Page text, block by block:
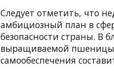
Следует отметить, что
амбициозный план в
безопасности страны. В
выращиваемой пшеницы
самообеспечения